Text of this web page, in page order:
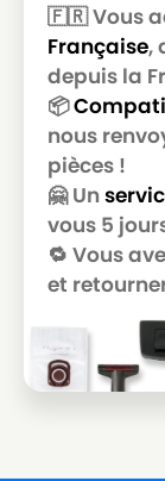
🇫🇷 Vous
Française,
depuis la
📦
nous
pièces !
🤗 Un
vous 5
🔁 Vous
et